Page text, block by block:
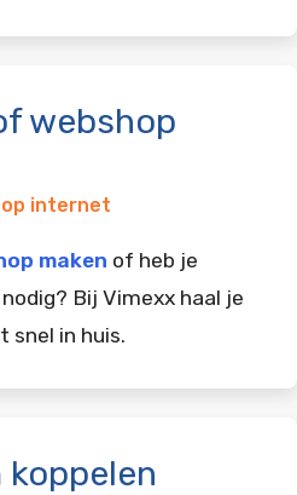
webshop
op internet
maken of heb je
nodig? Bij Vimexx haal je
snel in huis.
koppelen